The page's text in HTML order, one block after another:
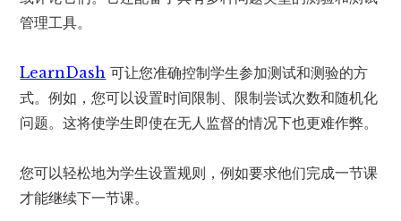
管理工具。
LearnDash 可让您准确控制学生参加测试和测验的方
式。例如，您可以设置时间限制、限制尝试次数和随机化
问题。这将使学生即使在无人监督的情况下也更难作弊。
您可以轻松地为学生设置规则，例如要求他们完成一节课
才能继续下一节课。